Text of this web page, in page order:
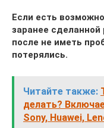
Если есть
заранее
после не иметь
потерялись.
Читайте также:
делать?
Sony, Huawei,